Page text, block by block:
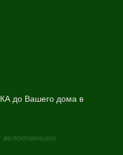
до Вашего дома в